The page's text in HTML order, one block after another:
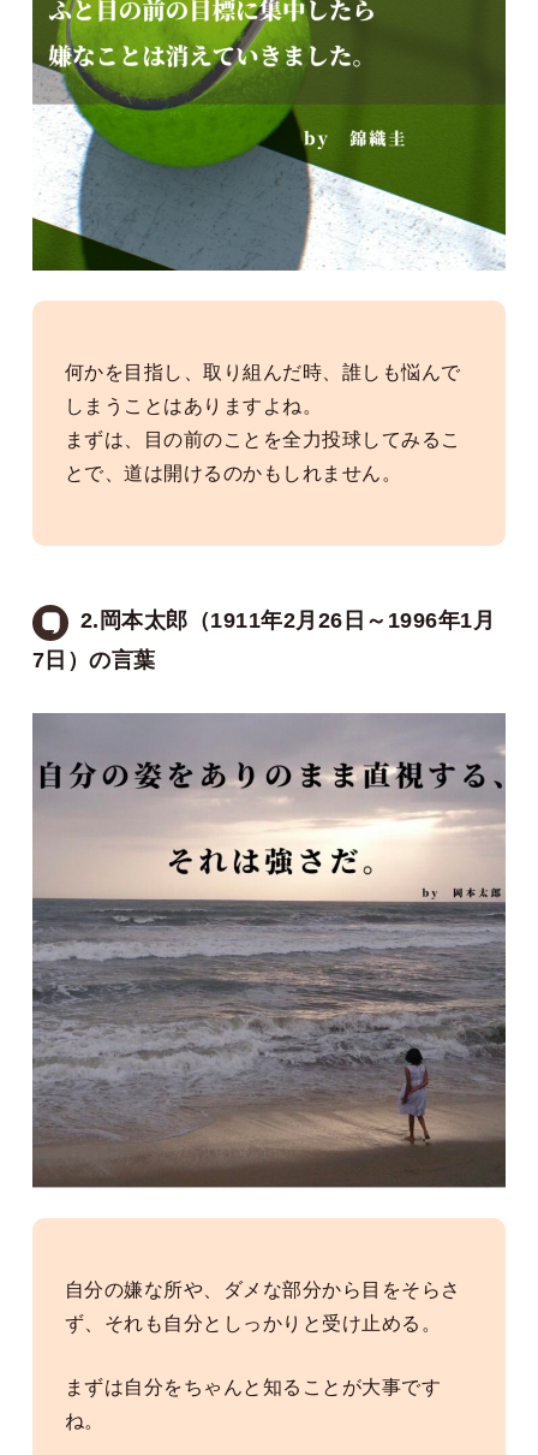
何かを目指し、取り組んだ時、誰しも悩んで
しまうことはありますよね。
まずは、目の前のことを全力投球してみるこ
とで、道は開けるのかもしれません。
2.岡本太郎（1911年2月26日～1996年1月
7日）の言葉
自分の嫌な所や、ダメな部分から目をそらさ
ず、それも自分としっかりと受け止める。
まずは自分をちゃんと知ることが大事です
ね。